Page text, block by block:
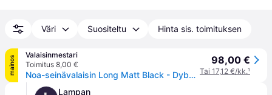
Väri Suositeltu Hinta sis. toimituksen
mainos
Valaisinmestari
Toimitus 8,00 €
Noa-seinävalaisin Long Matt Black - Dyberg Larsen - Olohuone - Skandinaavinen - Metalli - Yksilamppuinen
98,00 €
Tai 17,12 €/kk.¹
Lampan